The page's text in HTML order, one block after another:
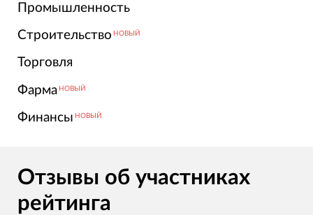
Промышленность
Строительство НОВЫЙ
Торговля
Фарма НОВЫЙ
Финансы НОВЫЙ
Отзывы об участниках
рейтинга